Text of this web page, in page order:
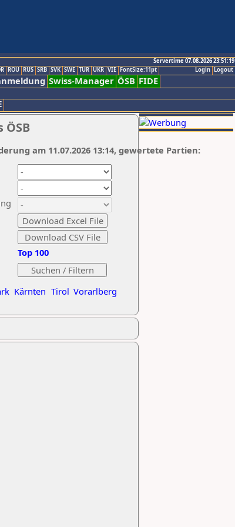
Servertime 07.08.2026 23:51:19
Logout
Login
ROU RUS SRB SVK SWE TUR UKR VIE FontSize:11pt
Swiss-Manager ÖSB FIDE
Kärnten Tirol Vorarlberg
Top 100
am 11.07.2026 13:14, gewertete Partien: